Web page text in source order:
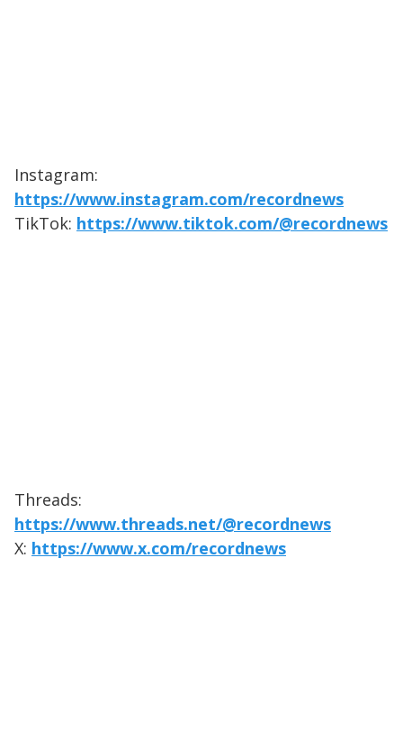
Instagram:
https://www.instagram.com/recordnews
TikTok: https://www.tiktok.com/@recordnews
Threads:
https://www.threads.net/@recordnews
X: https://www.x.com/recordnews